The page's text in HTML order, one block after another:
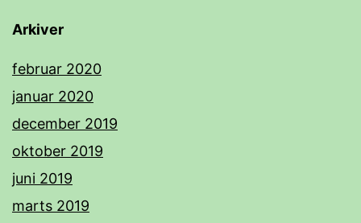
Arkiver
februar 2020
januar 2020
december 2019
oktober 2019
juni 2019
marts 2019